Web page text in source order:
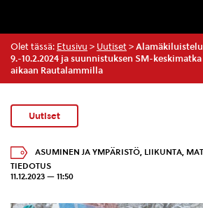
Olet tässä: Etusivu > Uutiset >
9.-10.2.2024 ja suunnistuksen SM-
aikaan Rautalammilla
Uutiset
ASUMINEN JA YMPÄRISTÖ, LIIKUNTA,
TIEDOTUS
11.12.2023 — 11:50